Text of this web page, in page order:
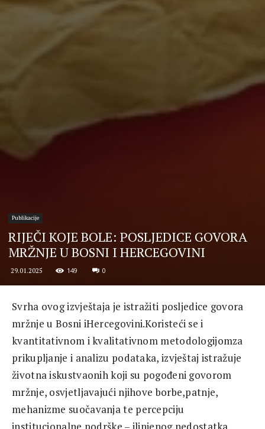
Publikacije
RIJEČI KOJE BOLE: POSLJEDICE GOVORA
MRŽNJE U BOSNI I HERCEGOVINI
29.01.2025 149 0
Svrha ovog izvještaja je istražiti posljedice govora
mržnje u Bosni iHercegovini.Koristeći se i
kvantitativnom i kvalitativnom metodologijomza
prikupljanje i analizu podataka, izvještaj istražuje
životna iskustvaonih koji su pogođeni govorom
mržnje, osvjetljavajući njihove borbe,patnje,
mehanizme suočavanja te percepciju
institucionalne podrške – ilinjenog nedostatka.